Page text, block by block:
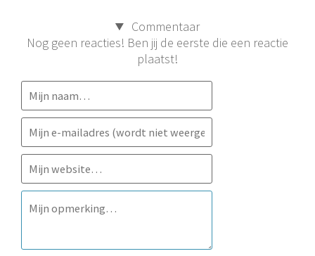
Commentaar
Nog geen reacties! Ben jij de eerste die een reactie
plaatst!